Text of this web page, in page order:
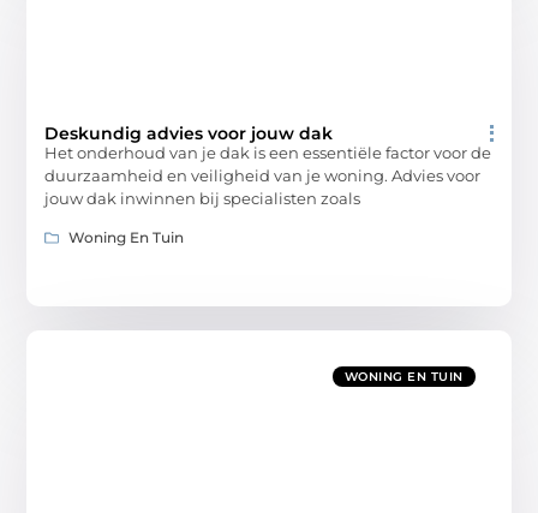
Deskundig advies voor jouw dak
Het onderhoud van je dak is een essentiële factor voor de
duurzaamheid en veiligheid van je woning. Advies voor
jouw dak inwinnen bij specialisten zoals
Woning En Tuin
WONING EN TUIN